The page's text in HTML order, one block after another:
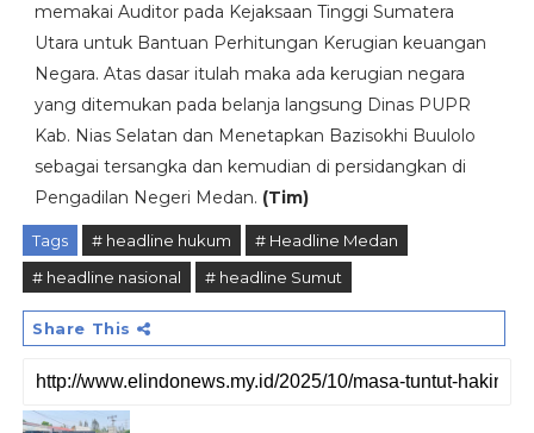
memakai Auditor pada Kejaksaan Tinggi Sumatera
Utara untuk Bantuan Perhitungan Kerugian keuangan
Negara. Atas dasar itulah maka ada kerugian negara
yang ditemukan pada belanja langsung Dinas PUPR
Kab. Nias Selatan dan Menetapkan Bazisokhi Buulolo
sebagai tersangka dan kemudian di persidangkan di
Pengadilan Negeri Medan. (Tim)
Tags # headline hukum
# Headline Medan
# headline nasional
# headline Sumut
Share This